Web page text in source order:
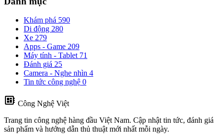
Khám phá 590
Di động 280
Xe 279
Apps - Game 209
Máy tính - Tablet 71
Đánh giá 25
Camera - Nghe nhìn 4
Tin tức công nghệ 0
developer_board Công Nghệ Việt
Trang tin công nghệ hàng đầu Việt Nam. Cập nhật tin tức, đánh giá
sản phẩm và hướng dẫn thủ thuật mới nhất mỗi ngày.